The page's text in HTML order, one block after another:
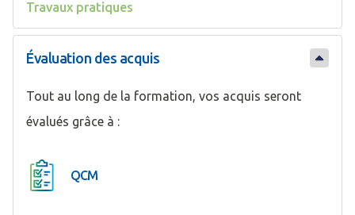
Travaux pratiques
Évaluation des acquis
Tout au long de la formation, vos acquis seront
évalués grâce à :
QCM